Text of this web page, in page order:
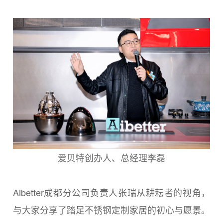
爱贝特创办人、总经理李磊
Aibetter成都分公司负责人张瑞从耕耘者的视角，
与大家分享了踏足不锈钢定制家居的初心与愿景。